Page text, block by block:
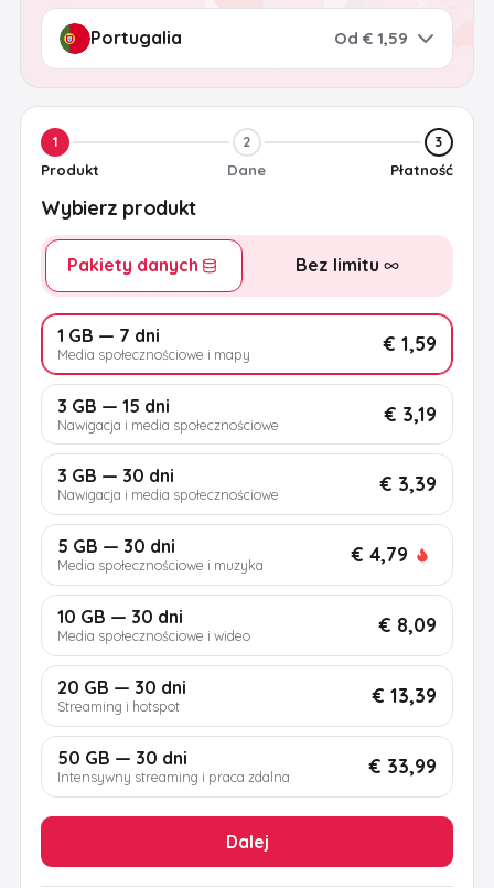
Od € 1,59
1
Produkt
2
Dane
3
Płatność
Wybierz produkt
Pakiety danych Bez limitu
1 GB — 7 dni
Media społecznościowe i mapy € 1,59
3 GB — 15 dni
Nawigacja i media społecznościowe € 3,19
3 GB — 30 dni
Nawigacja i media społecznościowe € 3,39
5 GB — 30 dni
Media społecznościowe i muzyka € 4,79
10 GB — 30 dni
Media społecznościowe i wideo € 8,09
20 GB — 30 dni
Streaming i hotspot € 13,39
50 GB — 30 dni
Intensywny streaming i praca zdalna € 33,99
Dalej